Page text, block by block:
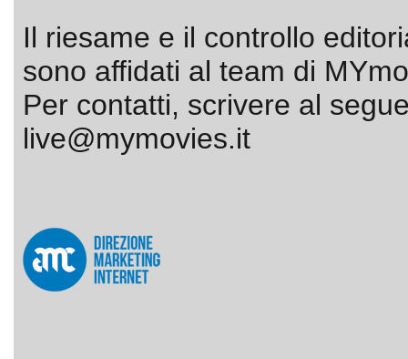
Il riesame e il controllo
sono affidati al team di
Per contatti, scrivere al
live@mymovies.it